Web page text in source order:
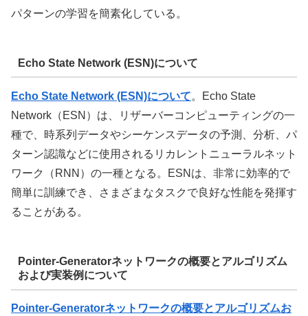
パターンの学習を簡素化している。
Echo State Network (ESN)について
Echo State Network (ESN)について。Echo State
Network（ESN）は、リザーバーコンピューティングの一
種で、時系列データやシーケンスデータの予測、分析、パ
ターン認識などに使用されるリカレントニューラルネット
ワーク（RNN）の一種となる。ESNは、非常に効率的で
簡単に訓練でき、さまざまなタスクで良好な性能を発揮す
ることがある。
Pointer-Generatorネットワークの概要とアルゴリズム
および実装例について
Pointer-Generatorネットワークの概要とアルゴリズムお